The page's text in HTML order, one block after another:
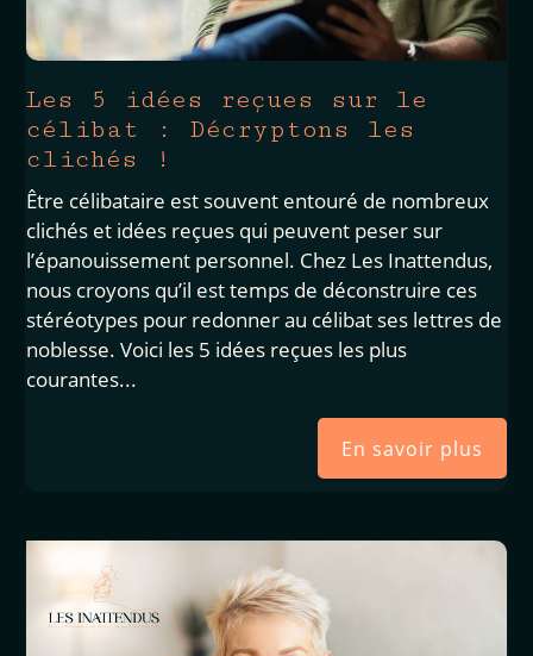
Les 5 idées reçues sur le
célibat : Décryptons les
clichés !
Être célibataire est souvent entouré de nombreux
clichés et idées reçues qui peuvent peser sur
l’épanouissement personnel. Chez Les Inattendus,
nous croyons qu’il est temps de déconstruire ces
stéréotypes pour redonner au célibat ses lettres de
noblesse. Voici les 5 idées reçues les plus
courantes...
En savoir plus